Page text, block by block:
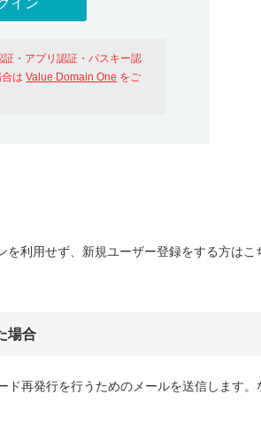
証・アプリ認証・パスキー認
合はValue Domain One をご
を利用せず、新規ユーザー登録をする方はこ
場合
再発行を行うためのメールを送信します。